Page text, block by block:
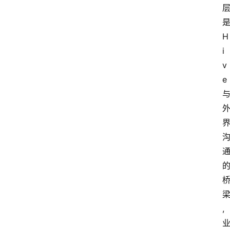
层
是
H
i
v
e
与
外
界
沟
通
的
桥
梁
,
业